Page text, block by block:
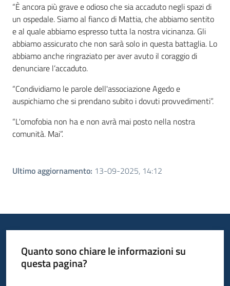
“È ancora più grave e odioso che sia accaduto negli spazi di
un ospedale. Siamo al fianco di Mattia, che abbiamo sentito
e al quale abbiamo espresso tutta la nostra vicinanza. Gli
abbiamo assicurato che non sarà solo in questa battaglia. Lo
abbiamo anche ringraziato per aver avuto il coraggio di
denunciare l’accaduto.
“Condividiamo le parole dell'associazione Agedo e
auspichiamo che si prendano subito i dovuti provvedimenti”.
“L'omofobia non ha e non avrà mai posto nella nostra
comunità. Mai”.
Ultimo aggiornamento: 13-09-2025, 14:12
Quanto sono chiare le informazioni su
questa pagina?